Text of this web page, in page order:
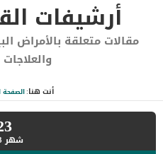
أرشيفات
مقالات متعلقة بالأمراض
أنت هنا:الصفحة
شهر